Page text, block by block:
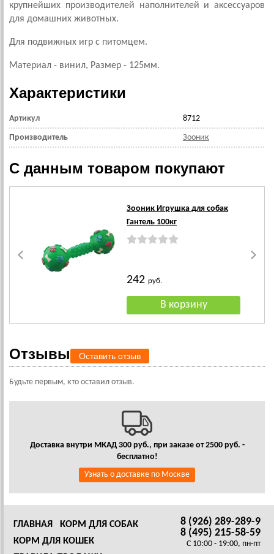
крупнейших производителей наполнителей и аксессуаров
для домашних животных.
Для подвижных игр с питомцем.
Материал - винил, Размер - 125мм.
Характеристики
Артикул 8712
Производитель Зооник
С данным товаром покупают
Зооник Игрушка для собак
Гантель 100кг
242руб.
Отзывы Оставить отзыв
Будьте первым, кто оставил отзыв.
Доставка внутри МКАД 300 руб., при заказе от 2500 руб. -
бесплатно!
Узнать о доставке по Москве
8 (926) 289-289-9
8 (495) 215-58-59
C 10:00 - 19:00, пн-пт
ГЛАВНАЯ
КОРМ ДЛЯ СОБАК
КОРМ ДЛЯ КОШЕК